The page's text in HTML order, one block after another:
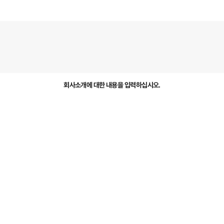
회사소개에 대한 내용을 입력하십시오.